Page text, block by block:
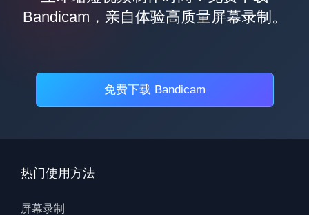
Bandicam，亲自体验高质量屏幕录制。
免费下载 Bandicam
热门使用方法
屏幕录制